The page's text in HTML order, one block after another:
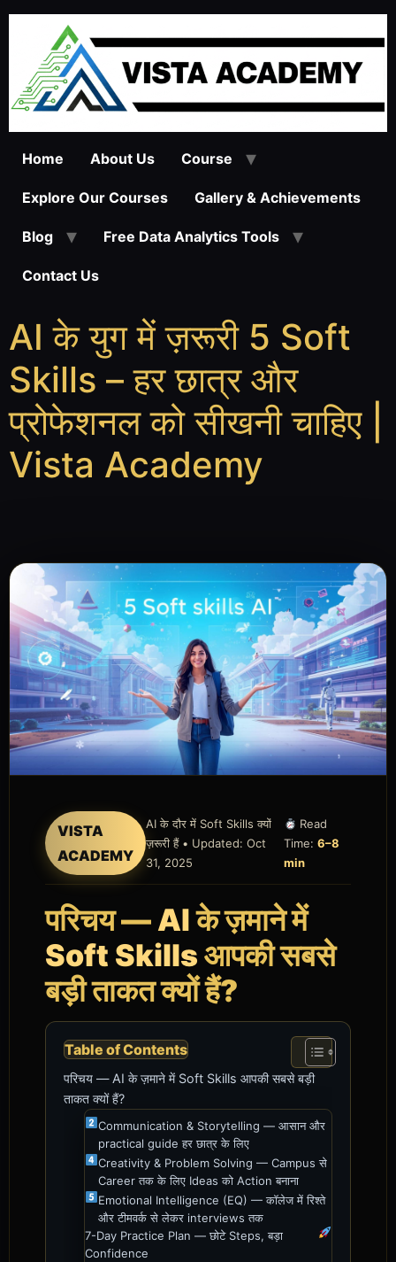
Home About Us Course
Explore Our Courses Gallery & Achievements
Blog Free Data Analytics Tools
Contact Us
AI के युग में ज़रूरी 5 Soft
Skills – हर छात्र और
प्रोफेशनल को सीखनी चाहिए |
Vista Academy
VISTA
ACADEMY
AI के दौर में Soft Skills क्यों
ज़रूरी हैं • Updated: Oct
31, 2025
Read
Time: 6–8
min
परिचय —AIके ज़माने में
Soft Skillsआपकी सबसे
बड़ी ताकत क्यों हैं?
Table of Contents
परिचय — AI के ज़माने में Soft Skills आपकी सबसे बड़ी
ताकत क्यों हैं?
Communication & Storytelling — आसान और
practical guide हर छात्र के लिए
Creativity & Problem Solving — Campus से
Career तक के लिए Ideas को Action बनाना
Emotional Intelligence (EQ) — कॉलेज में रिश्ते
और टीमवर्क से लेकर interviews तक
7-Day Practice Plan — छोटे Steps, बड़ा
Confidence